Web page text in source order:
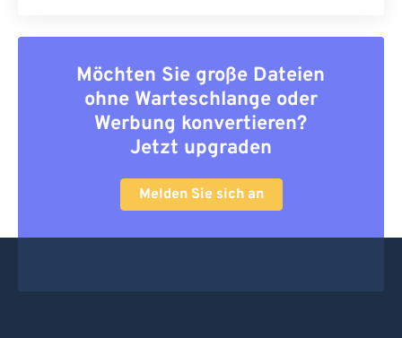
Möchten Sie große Dateien
ohne Warteschlange oder
Werbung konvertieren?
Jetzt upgraden
Melden Sie sich an